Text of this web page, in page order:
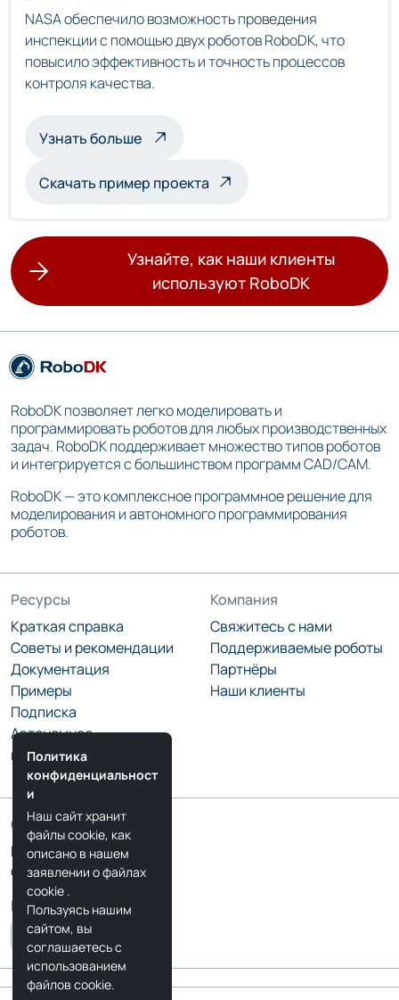
NASA обеспечило возможность проведения
инспекции с помощью двух роботов RoboDK, что
повысило эффективность и точность процессов
контроля качества.
Узнать большео мультироботизированной
Скачать пример проекта
Узнайте, как наши клиенты
используют RoboDK
RoboDK позволяет легко моделировать и
программировать роботов для любых производственных
задач. RoboDK поддерживает множество типов роботов
и интегрируется с большинством программ CAD/CAM.
RoboDK — это комплексное программное решение для
моделирования и автономного программирования
роботов.
Ресурсы
Краткая справка
Советы и рекомендации
Документация
Примеры
Подписка
Автономное
программирование
Компания
Свяжитесь с нами
Поддерживаемые роботы
Партнёры
Наши клиенты
Сообщество
Блог RoboDK
Форум RoboDK
Мы в соцсетях
Политика
конфиденциальност
и
Наш сайт хранит
файлы cookie, как
описано в нашем
заявлении о файлах
cookie .
Пользуясь нашим
сайтом, вы
соглашаетесь с
использованием
файлов cookie.